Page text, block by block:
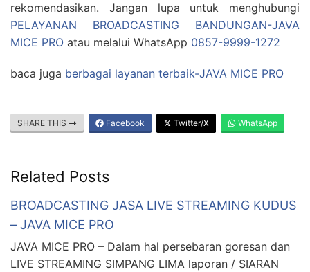
rekomendasikan. Jangan lupa untuk menghubungi
PELAYANAN BROADCASTING BANDUNGAN-JAVA
MICE PRO atau melalui WhatsApp 0857-9999-1272
baca juga berbagai layanan terbaik-JAVA MICE PRO
SHARE THIS Facebook Twitter/X WhatsApp
Related Posts
BROADCASTING JASA LIVE STREAMING KUDUS
– JAVA MICE PRO
JAVA MICE PRO – Dalam hal persebaran goresan dan
LIVE STREAMING SIMPANG LIMA laporan / SIARAN